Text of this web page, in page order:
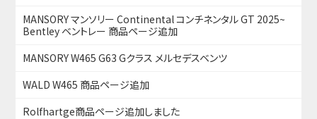
MANSORY マンソリー Continental コンチネンタル GT 2025~
Bentley ベントレー 商品ページ追加
MANSORY W465 G63 Gクラス メルセデスベンツ
WALD W465 商品ページ追加
Rolfhartge商品ページ追加しました